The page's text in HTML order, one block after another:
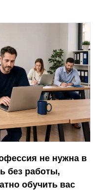
не нужна в
без работы,
обучить вас